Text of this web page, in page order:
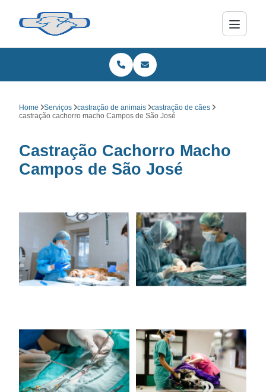
Home Serviços castração de animais
castração de cães
castração cachorro macho Campos de São José
Castração Cachorro Macho
Campos de São José